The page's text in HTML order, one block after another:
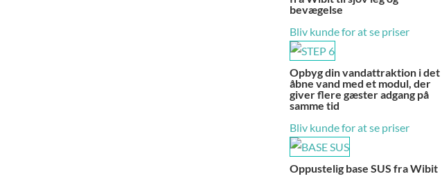
bevægelse
Bliv kunde for at se priser
Opbyg din vandattraktion i det
åbne vand med et modul, der
giver flere gæster adgang på
samme tid
Bliv kunde for at se priser
Oppustelig base SUS fra Wibit